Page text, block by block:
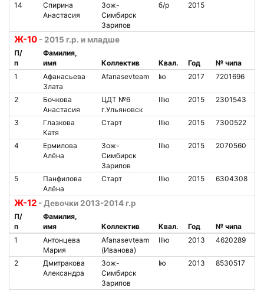
14
Спирина
Анастасия
Зож-
Симбирск
Зарипов
б/р 2015
Ж-10 - 2015 г.р. и младше
П/
п
Фамилия,
имя
Коллектив Квал. Год № чипа
1
Афанасьева
Злата
Afanasevteam Iю 2017 7201696
2
Бочкова
Анастасия
ЦДТ №6
г.Ульяновск
IIIю 2015 2301543
3
Глазкова
Катя
Старт IIIю 2015 7300522
4
Ермилова
Алёна
Зож-
Симбирск
Зарипов
IIIю 2015 2070560
5
Панфилова
Алёна
Старт IIIю 2015 6304308
Ж-12 - Девочки 2013-2014 г.р
П/
п
Фамилия,
имя
Коллектив Квал. Год № чипа
1
Антонцева
Мария
Afanasevteam
(Иванова)
IIIю 2013 4620289
2
Дмитракова
Александра
Зож-
Симбирск
Зарипов
Iю 2013 8530517